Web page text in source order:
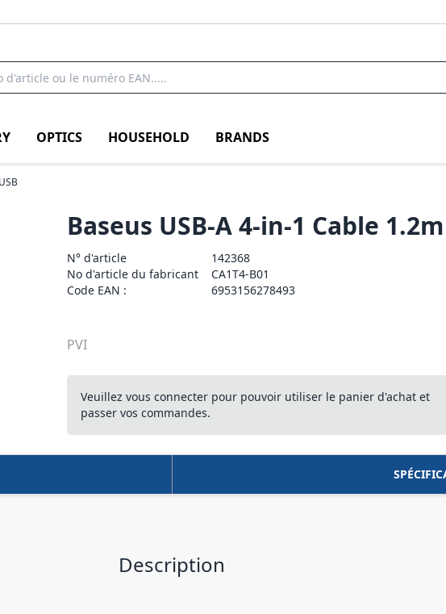
OPTICS HOUSEHOLD BRANDS
Baseus USB-A 4-in-1 Cable
N° d'article
142368
No d'article du fabricant
CA1T4-B01
Code EAN :
6953156278493
PVI
Veuillez vous connecter pour pouvoir utiliser le panier d'achat et
passer vos commandes.
Description